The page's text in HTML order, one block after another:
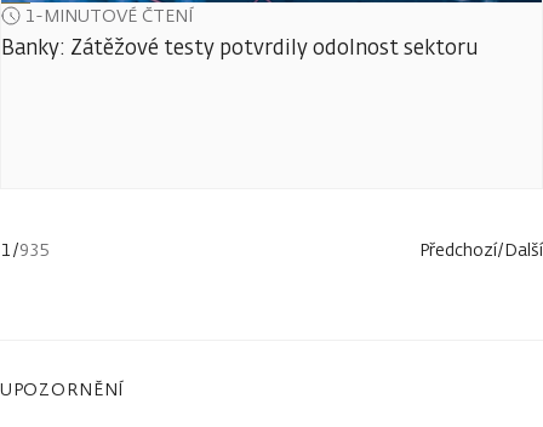
1-MINUTOVÉ ČTENÍ
Banky: Zátěžové testy potvrdily odolnost sektoru
1/935 Předchozí/Další
UPOZORNĚNÍ